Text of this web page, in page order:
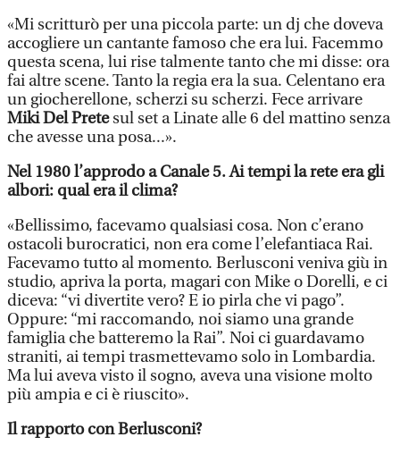
«Mi scritturò per una piccola parte: un dj che doveva
accogliere un cantante famoso che era lui. Facemmo
questa scena, lui rise talmente tanto che mi disse: ora
fai altre scene. Tanto la regia era la sua. Celentano era
un giocherellone, scherzi su scherzi. Fece arrivare
Miki Del Pretesul set a Linate alle 6 del mattino senza
che avesse una posa...».
Nel 1980 l’approdo a Canale 5. Ai tempi la rete era gli
albori: qual era il clima?
«Bellissimo, facevamo qualsiasi cosa. Non c’erano
ostacoli burocratici, non era come l’elefantiaca Rai.
Facevamo tutto al momento. Berlusconi veniva giù in
studio, apriva la porta, magari con Mike o Dorelli, e ci
diceva: “vi divertite vero? E io pirla che vi pago”.
Oppure: “mi raccomando, noi siamo una grande
famiglia che batteremo la Rai”. Noi ci guardavamo
straniti, ai tempi trasmettevamo solo in Lombardia.
Ma lui aveva visto il sogno, aveva una visione molto
più ampia e ci è riuscito».
Il rapporto con Berlusconi?